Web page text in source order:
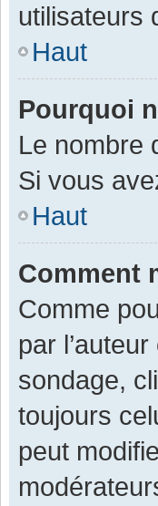
utilisateurs
Haut
Pourquoi
Le nombre
Si vous
Haut
Comment
Comme
par
sondage,
toujours
peut